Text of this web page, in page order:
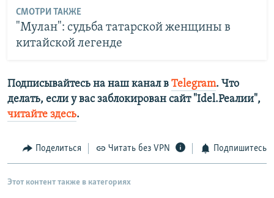
СМОТРИ ТАКЖЕ
"Мулан": судьба татарской женщины в
китайской легенде
Подписывайтесь на наш канал в Telegram. Что
делать, если у вас заблокирован сайт "Idel.Реалии",
читайте здесь.
Поделиться Читать без VPN Подпишитесь
Этот контент также в категориях